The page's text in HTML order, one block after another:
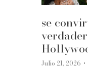
se
Julio 21, 2026 ·